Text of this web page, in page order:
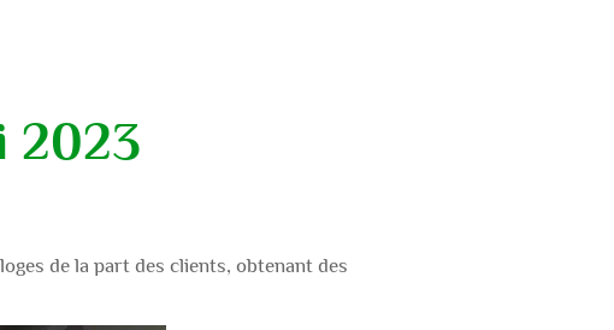
2023
de la part des clients, obtenant des